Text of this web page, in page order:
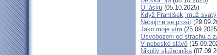
O lásku (05.10.2025)
Když František, muž svatý
Nebojme se prosit
Jako moje víra
Osvobozeni od strachu a
V nebeské slávě
Nikoliv služebníka